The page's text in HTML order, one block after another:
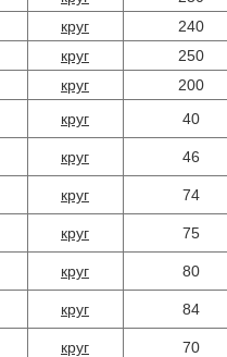
круг
240
круг
250
круг
200
круг 40
круг 46
круг 74
круг 75
круг 80
круг 84
круг
70